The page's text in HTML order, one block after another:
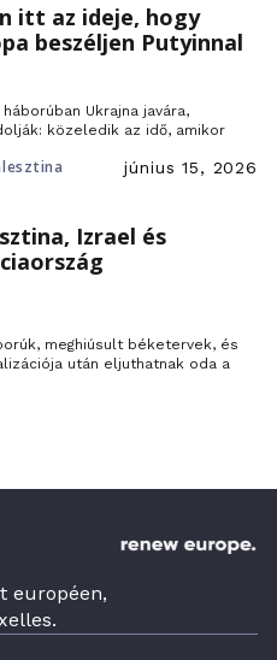
itt az ideje, hogy
beszéljen Putyinnal
Ukrajna javára,
közeledik az idő, amikor
június 15, 2026
Izrael és
meghiúsult béketervek, és
után eljuthatnak oda a
européen,